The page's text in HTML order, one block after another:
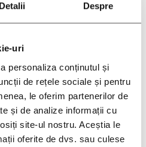
Detalii Despre
uri
personaliza conținutul și
de rețele sociale și pentru
le oferim partenerilor de
și de analize informații cu
site-ul nostru. Aceștia le
oferite de dvs. sau culese